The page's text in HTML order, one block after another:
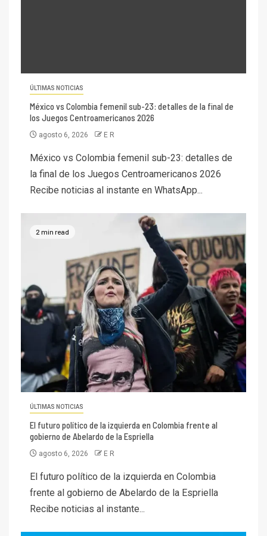
ÚLTIMAS NOTICIAS
México vs Colombia femenil sub-23: detalles de la final de
los Juegos Centroamericanos 2026
agosto 6, 2026 E R
México vs Colombia femenil sub-23: detalles de
la final de los Juegos Centroamericanos 2026
Recibe noticias al instante en WhatsApp...
2 min read
ÚLTIMAS NOTICIAS
El futuro político de la izquierda en Colombia frente al
gobierno de Abelardo de la Espriella
agosto 6, 2026 E R
El futuro político de la izquierda en Colombia
frente al gobierno de Abelardo de la Espriella
Recibe noticias al instante...